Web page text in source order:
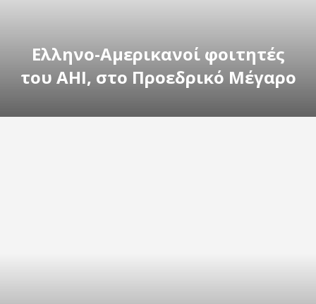
Ελληνο-Αμερικανοί φοιτητές
του AHI, στο Προεδρικό Μέγαρο